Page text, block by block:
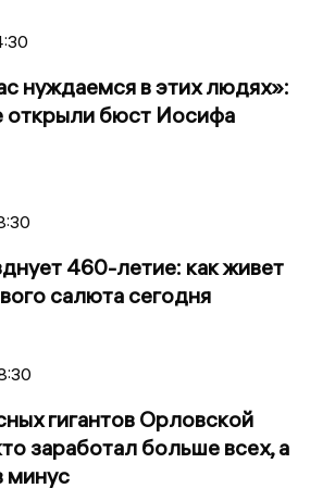
нуждаемся в этих людях»:
открыли бюст Иосифа
460-летие: как живет
салюта сегодня
гигантов Орловской
заработал больше всех, а
минус